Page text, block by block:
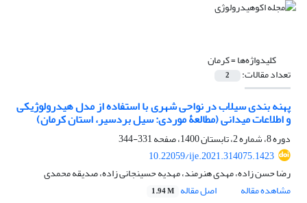
کلیدواژه‌ها =کرمان
تعداد مقالات: 2
پهنه بندی سیلاب در نواحی شهری با استفاده از مدل هیدرولوژیکی
و اطلاعات میدانی (مطالعۀ موردی: سیل بردسیر، استان کرمان)
دوره 8، شماره 2، تابستان 1400، صفحه
331-344
10.22059/ije.2021.314075.1423
رضا حسن زاده، مهدی هنرمند، مهدیه حسینجانی زاده، صدیقه محمدی
مشاهده مقاله
اصل مقاله 1.94 M